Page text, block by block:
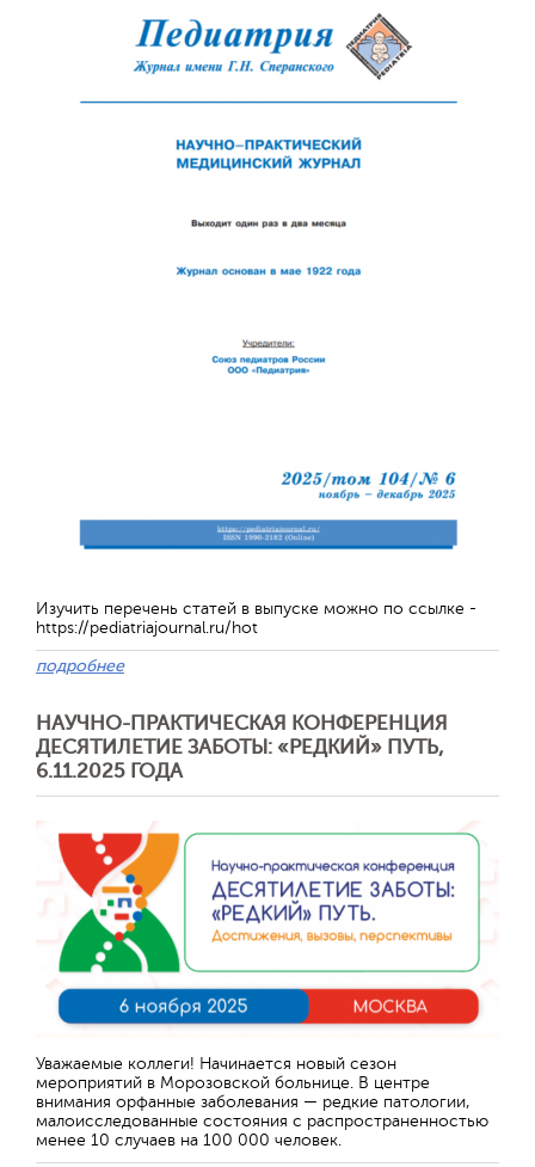
Изучить перечень статей в выпуске можно по ссылке -
https://pediatriajournal.ru/hot
подробнее
НАУЧНО-ПРАКТИЧЕСКАЯ КОНФЕРЕНЦИЯ
ДЕСЯТИЛЕТИЕ ЗАБОТЫ: «РЕДКИЙ» ПУТЬ,
6.11.2025 ГОДА
Уважаемые коллеги! Начинается новый сезон
мероприятий в Морозовской больнице. В центре
внимания орфанные заболевания — редкие патологии,
малоисследованные состояния с распространенностью
менее 10 случаев на 100 000 человек.